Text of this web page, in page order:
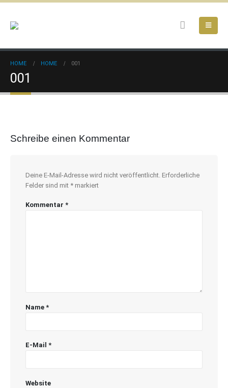
HOME HOME 001
001
Schreibe einen Kommentar
Deine E-Mail-Adresse wird nicht veröffentlicht. Erforderliche
Felder sind mit * markiert
Kommentar *
Name *
E-Mail *
Website